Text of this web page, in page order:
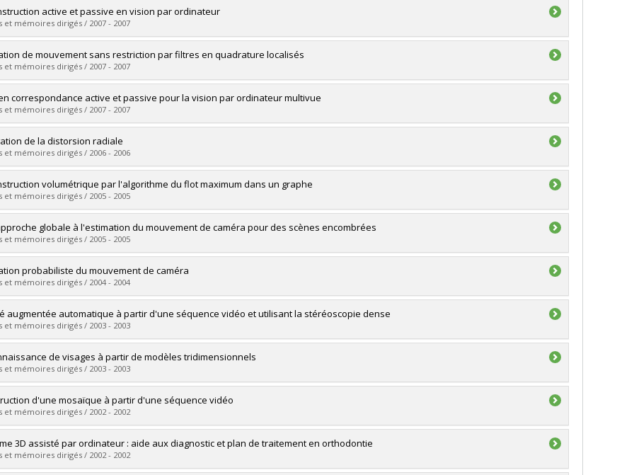
:Lazǎr, Vlad-Andrei
Master's
:M. Sc.
le document dans Papyrus
active et passive en vision par ordinateur
et mémoires dirigés / 2007 - 2007
:Tardif, Jean-Philippe
Doctoral
:Ph. D.
le document dans Papyrus
de mouvement sans restriction par filtres en quadrature localisés
et mémoires dirigés / 2007 - 2007
:Petit, Gaspard
Master's
:M. Sc.
le document dans Papyrus
correspondance active et passive pour la vision par ordinateur multivue
et mémoires dirigés / 2007 - 2007
:Drouin, Marc-Antoine
Doctoral
:Ph. D.
le document dans Papyrus
de la distorsion radiale
et mémoires dirigés / 2006 - 2006
:Gauthier, Alexandre
Master's
:M. Sc.
le document dans Papyrus
volumétrique par l'algorithme du flot maximum dans un graphe
et mémoires dirigés / 2005 - 2005
:Proulx, Catherine
Master's
:M. Sc.
le document dans Papyrus
globale à l'estimation du mouvement de caméra pour des scènes encombrées
et mémoires dirigés / 2005 - 2005
:Chapdelaine-Couture, Vincent
Master's
:M. Sc.
le document dans Papyrus
probabiliste du mouvement de caméra
et mémoires dirigés / 2004 - 2004
:Draréni, Jamil
Master's
:M. Sc.
le document dans Papyrus
augmentée automatique à partir d'une séquence vidéo et utilisant la stéréoscopie dense
et mémoires dirigés / 2003 - 2003
:Holloway, Patrick
Master's
:M. Sc.
le document dans Papyrus
de visages à partir de modèles tridimensionnels
et mémoires dirigés / 2003 - 2003
:Beauchesne, Étienne
Master's
:M. Sc.
le document dans Papyrus
d'une mosaïque à partir d'une séquence vidéo
et mémoires dirigés / 2002 - 2002
: Abbas, Ali
Master's
:M. Sc.
3D assisté par ordinateur : aide aux diagnostic et plan de traitement en orthodontie
et mémoires dirigés / 2002 - 2002